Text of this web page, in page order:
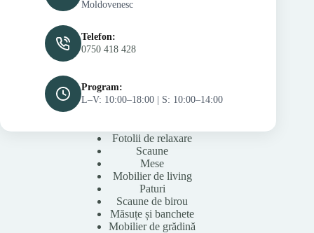
Moldovenesc
Telefon:
0750 418 428
Program:
L–V: 10:00–18:00 | S: 10:00–14:00
Fotolii de relaxare
Scaune
Mese
Mobilier de living
Paturi
Scaune de birou
Măsuțe și banchete
Mobilier de grădină